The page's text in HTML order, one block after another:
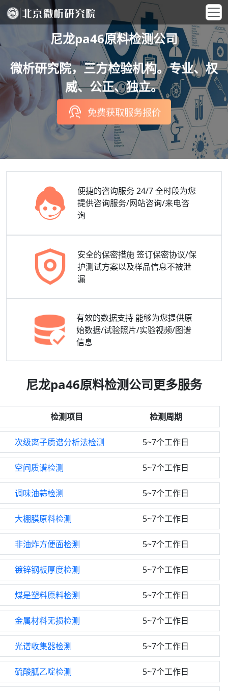
尼龙pa46原料检测公司
微析研究院，三方检验机构。专业、权
威、公正、独立。
免费获取服务报价
便捷的咨询服务24/7 全时段为您
提供咨询服务/网站咨询/来电咨
询
安全的保密措施 签订保密协议/保
护测试方案以及样品信息不被泄
漏
有效的数据支持 能够为您提供原
始数据/试验照片/实验视频/图谱
信息
尼龙pa46原料检测公司更多服务
检测项目 检测周期
次级离子质谱分析法检测 5~7个工作日
空间质谱检测 5~7个工作日
调味油蒜检测 5~7个工作日
大棚膜原料检测 5~7个工作日
非油炸方便面检测 5~7个工作日
镀锌钢板厚度检测 5~7个工作日
煤是塑料原料检测 5~7个工作日
金属材料无损检测 5~7个工作日
光谱收集器检测 5~7个工作日
硫酸胍乙啶检测 5~7个工作日